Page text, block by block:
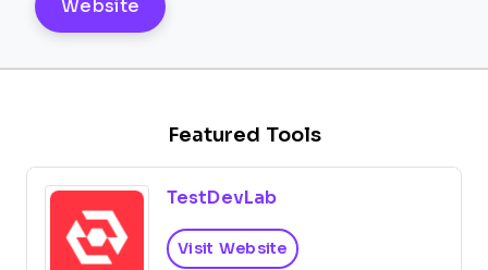
Website
Featured Tools
TestDevLab
Visit Website